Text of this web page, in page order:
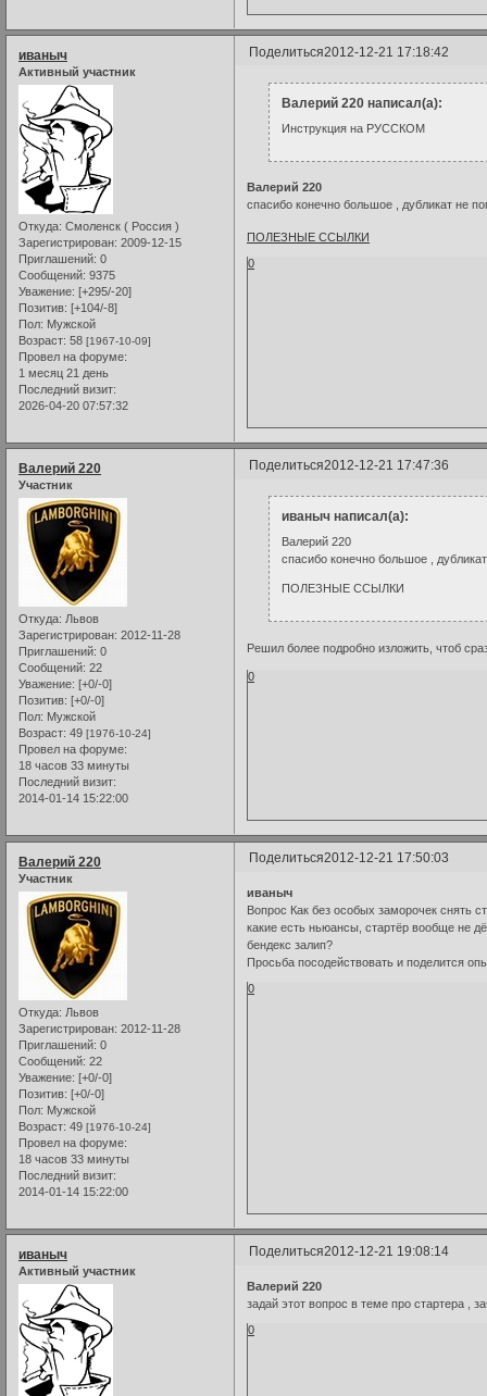
Поделиться2012-12-21 17:18:42
иваныч
Активный участник
Откуда: Смоленск ( Россия )
Зарегистрирован: 2009-12-15
Приглашений: 0
Сообщений: 9375
Уважение: [+295/-20]
Позитив: [+104/-8]
Пол: Мужской
Возраст: 58 [1967-10-09]
Провел на форуме:
1 месяц 21 день
Последний визит:
2026-04-20 07:57:32
Валерий 220 написал(а):
Инструкция на РУССКОМ
Валерий 220
спасибо конечно большое , дубликат не
ПОЛЕЗНЫЕ ССЫЛКИ
0
Поделиться2012-12-21 17:47:36
Валерий 220
Участник
Откуда: Львов
Зарегистрирован: 2012-11-28
Приглашений: 0
Сообщений: 22
Уважение: [+0/-0]
Позитив: [+0/-0]
Пол: Мужской
Возраст: 49 [1976-10-24]
Провел на форуме:
18 часов 33 минуты
Последний визит:
2014-01-14 15:22:00
иваныч написал(а):
Валерий 220
спасибо конечно большое ,
ПОЛЕЗНЫЕ ССЫЛКИ
Решил более подробно изложить, чтоб
0
Поделиться2012-12-21 17:50:03
Валерий 220
Участник
Откуда: Львов
Зарегистрирован: 2012-11-28
Приглашений: 0
Сообщений: 22
Уважение: [+0/-0]
Позитив: [+0/-0]
Пол: Мужской
Возраст: 49 [1976-10-24]
Провел на форуме:
18 часов 33 минуты
Последний визит:
2014-01-14 15:22:00
иваныч
Вопрос Как без особых заморочек снять
какие есть ньюансы, стартёр вообще не
бендекс залип?
Просьба посодействовать и поделится
0
Поделиться2012-12-21 19:08:14
иваныч
Активный участник
Валерий 220
задай этот вопрос в теме про стартера ,
0